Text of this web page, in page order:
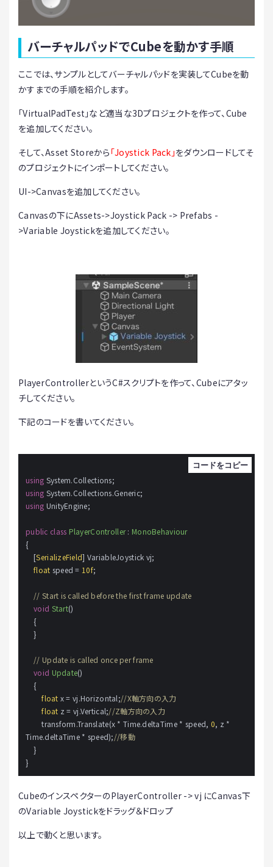
バーチャルパッドでCubeを動かす手順
ここでは、サンプルとしてバーチャルパッドを実装してCubeを動
かすまでの手順を紹介します。
「VirtualPadTest」など適当な3Dプロジェクトを作って、Cube
を追加してください。
そして、Asset Storeから 「Joystick Pack」をダウンロードしてそ
のプロジェクトにインポートしてください。
UI->Canvasを追加してください。
Canvasの下にAssets->Joystick Pack -> Prefabs -
>Variable Joystickを追加してください。
PlayerControllerというC#スクリプトを作って、Cubeにアタッ
チしてください。
下記のコードを書いてください。
using
using
using UnityEngine;
public class PlayerController : MonoBehaviour
{
    [
SerializeField] VariableJoystick vj;
float speed = 10f;
// Start is called before the first frame update
void Start()
    {
    }
// Update is called once per frame
void Update()
    {
float x = vj.Horizontal;//X軸方向の入力
float z = vj.Vertical;//Z軸方向の入力
        transform.Translate(x * Time.deltaTime * speed,
0, z *
Time.deltaTime * speed);//移動
    }
CubeのインスペクターのPlayerController -> vj にCanvas下
のVariable Joystickをドラッグ＆ドロップ
以上で動くと思います。